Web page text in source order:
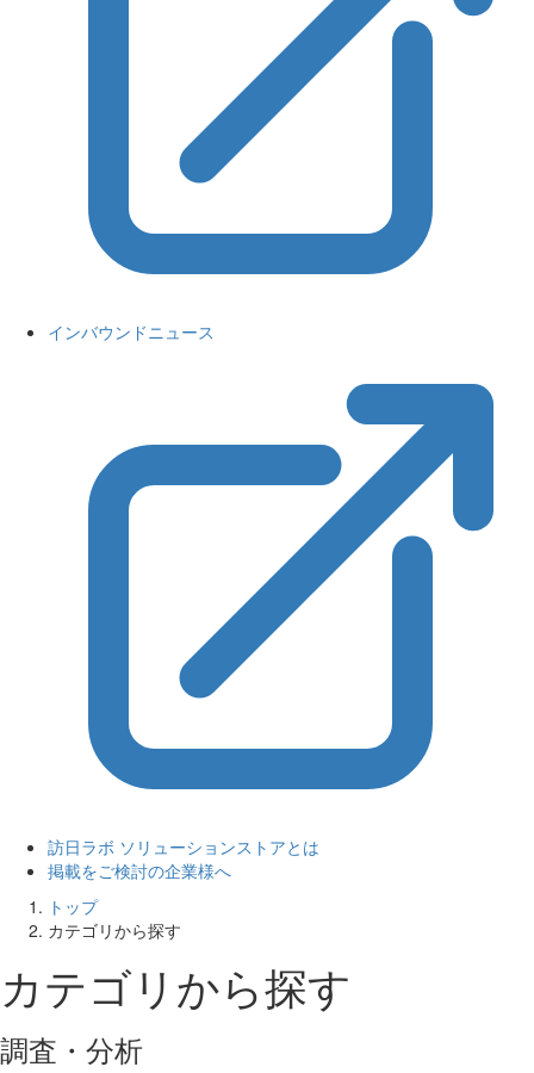
インバウンドニュース
訪日ラボ ソリューションストアとは
掲載をご検討の企業様へ
トップ
カテゴリから探す
カテゴリから探す
調査・分析